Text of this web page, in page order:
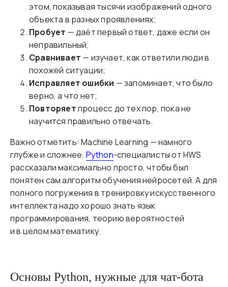
этом, показывая тысячи изображений одного
объекта в разных проявлениях;
Пробует — даёт первый ответ, даже если он
неправильный;
Сравнивает — изучает, как ответили люди в
похожей ситуации;
Исправляет ошибки — запоминает, что было
верно, а что нет;
Повторяетпроцесс до тех пор, пока не
научится правильно отвечать.
Важно отметить: Machine Learning — намного
глубже и сложнее. Python-специалисты от HWS
рассказали максимально просто, чтобы был
понятен сам алгоритм обучения нейросетей. А для
полного погружения в тренировку искусственного
интеллекта надо хорошо знать язык
программирования, теорию вероятностей
и в целом математику.
Основы Python, нужные для чат-бота